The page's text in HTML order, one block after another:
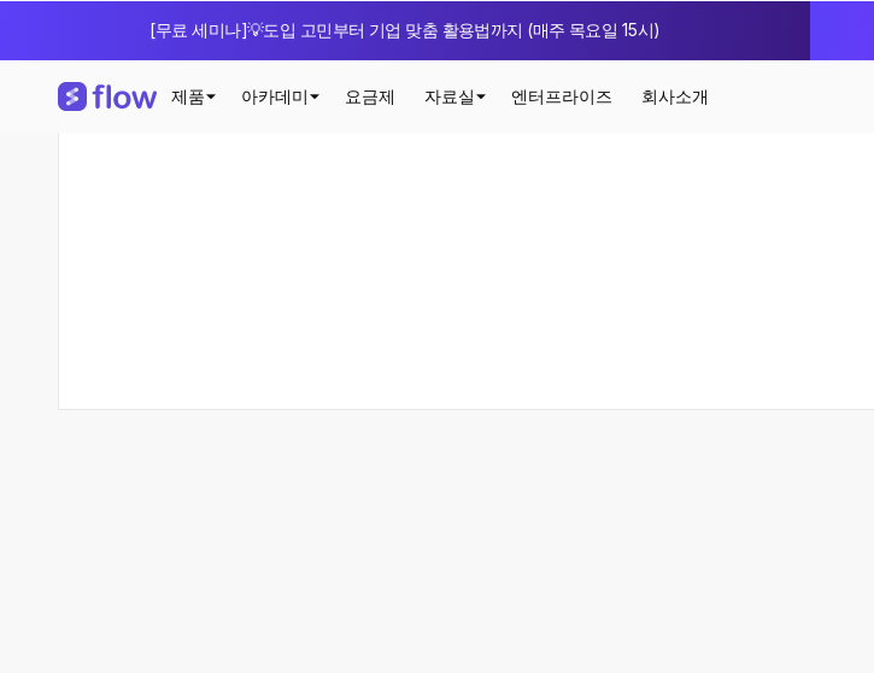
[무료 세미나]💡도입 고민부터 기업 맞춤 활용법까지 (매주 목요일 15시)
제품 아카데미 요금제 자료실 엔터프라이즈 회사소개